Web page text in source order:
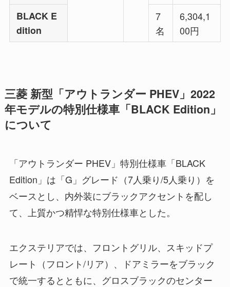
BLACK E
dition
7
名
6,304,1
00円
三菱 新型「アウトランダー PHEV」2022
年モデルの特別仕様車「BLACK Edition」
について
「アウトランダー PHEV」特別仕様車「BLACK
Edition」は「G」グレード（7人乗り/5人乗り）を
ベースとし、内外装にブラックアクセントを配し
て、上質かつ精悍な特別仕様車とした。
エクステリアでは、フロントグリル、スキッドプ
レート（フロント/リア）、ドアミラーをブラック
で統一するとともに、グロスブラックのセンター